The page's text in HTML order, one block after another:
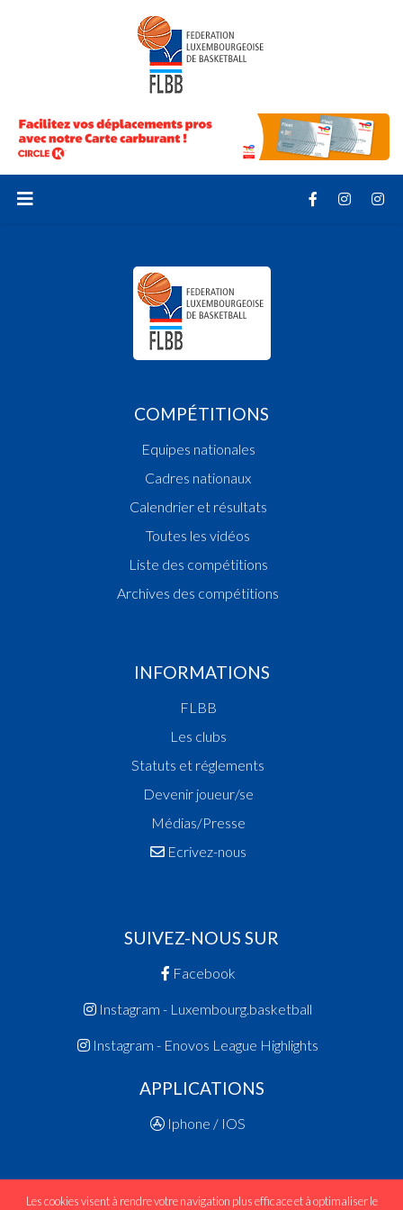
COMPÉTITIONS
Equipes nationales
Cadres nationaux
Calendrier et résultats
Toutes les vidéos
Liste des compétitions
Archives des compétitions
INFORMATIONS
FLBB
Les clubs
Statuts et réglements
Devenir joueur/se
Médias/Presse
Ecrivez-nous
SUIVEZ-NOUS SUR
Facebook
Instagram - Luxembourg.basketball
Instagram - Enovos League Highlights
APPLICATIONS
Iphone / IOS
Les cookies visent à rendre votre navigation plus efficace et à optimaliser le